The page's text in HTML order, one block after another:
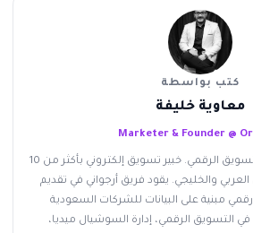
كتب بواسطة
معاوية خليفة
Marketer & Founder @
مؤسس شركة أرجواني للتسويق الرقمي. خبير تسويق إلكتروني بأكثر من 10
والخليجي. يقود فريق أرجواني في تقديم
مبنية على البيانات للشركات السعودية
التسويق الرقمي، إدارة السوشيال ميديا،